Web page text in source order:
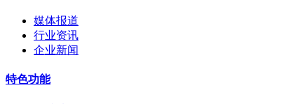
媒体报道
行业资讯
企业新闻
特色功能